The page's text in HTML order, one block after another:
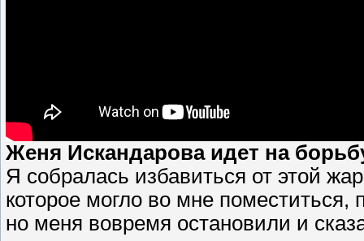
Женя Искандарова идет на
Я собралась избавиться от этой
которое могло во мне поместиться,
но меня вовремя остановили и